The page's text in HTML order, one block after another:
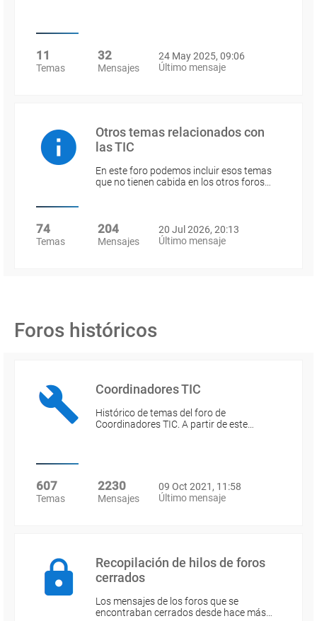
11
Temas
32
Mensajes
24 May 2025, 09:06
Último mensaje
Otros temas relacionados con
las TIC
En este foro podemos incluir esos temas
que no tienen cabida en los otros foros…
74
Temas
204
Mensajes
20 Jul 2026, 20:13
Último mensaje
Foros históricos
Coordinadores TIC
Histórico de temas del foro de
Coordinadores TIC. A partir de este…
607
Temas
2230
Mensajes
09 Oct 2021, 11:58
Último mensaje
Recopilación de hilos de foros
cerrados
Los mensajes de los foros que se
encontraban cerrados desde hace más…